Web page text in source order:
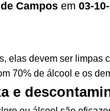
Campos em 03-
elas devem ser
70% de álcool e os
e